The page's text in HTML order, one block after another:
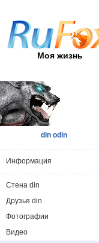
Моя жизнь
din odin
Информация
Стена din
Друзья din
Фотографии
Видео